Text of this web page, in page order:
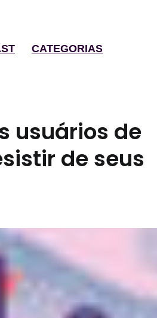
CATEGORIAS
usuários de
de seus